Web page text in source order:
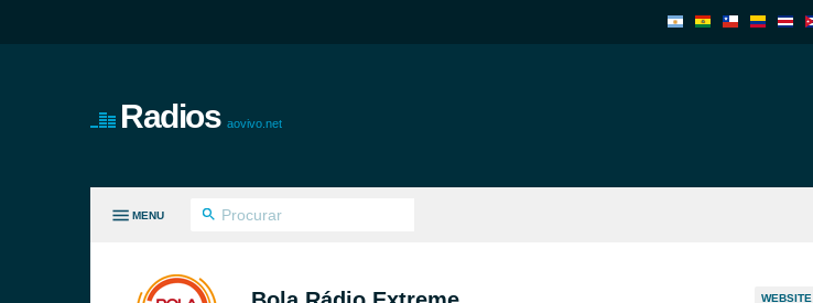
Radios aovivo.net
MENU
WEBSITE